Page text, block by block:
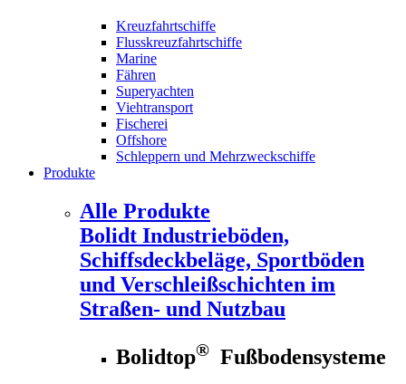
Kreuzfahrtschiffe
Flusskreuzfahrtschiffe
Marine
Fähren
Superyachten
Viehtransport
Fischerei
Offshore
Schleppern und Mehrzweckschiffe
Produkte
Alle Produkte
Bolidt Industrieböden,
Schiffsdeckbeläge, Sportböden
und Verschleißschichten im
Straßen- und Nutzbau
Bolidtop® Fußbodensysteme